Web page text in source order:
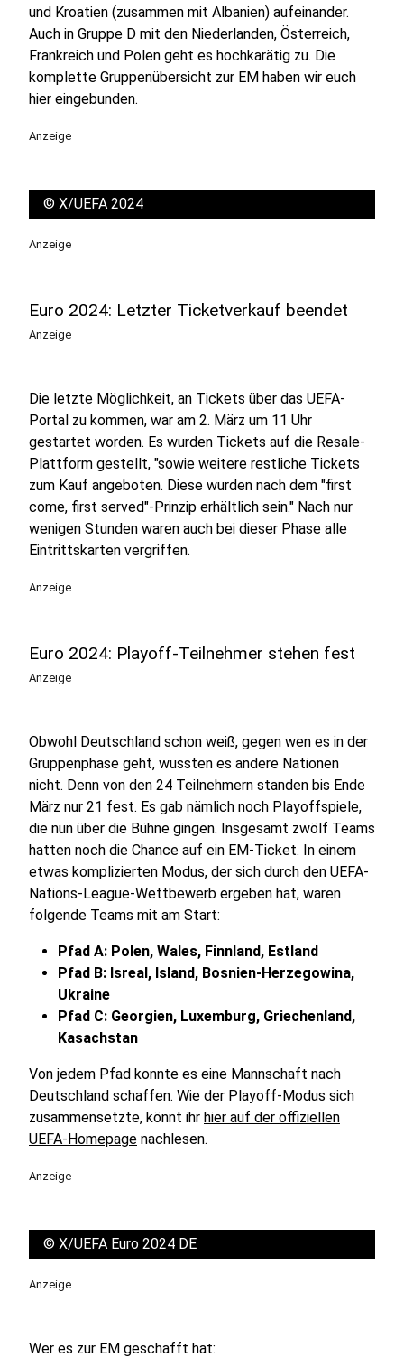
und Kroatien (zusammen mit Albanien) aufeinander.
Auch in Gruppe D mit den Niederlanden, Österreich,
Frankreich und Polen geht es hochkarätig zu. Die
komplette Gruppenübersicht zur EM haben wir euch
hier eingebunden.
Anzeige
© X/UEFA 2024
Anzeige
Euro 2024: Letzter Ticketverkauf beendet
Anzeige
Die letzte Möglichkeit, an Tickets über das UEFA-
Portal zu kommen, war am 2. März um 11 Uhr
gestartet worden. Es wurden Tickets auf die Resale-
Plattform gestellt, "sowie weitere restliche Tickets
zum Kauf angeboten. Diese wurden nach dem "first
come, first served"-Prinzip erhältlich sein." Nach nur
wenigen Stunden waren auch bei dieser Phase alle
Eintrittskarten vergriffen.
Anzeige
Euro 2024: Playoff-Teilnehmer stehen fest
Anzeige
Obwohl Deutschland schon weiß, gegen wen es in der
Gruppenphase geht, wussten es andere Nationen
nicht. Denn von den 24 Teilnehmern standen bis Ende
März nur 21 fest. Es gab nämlich noch Playoffspiele,
die nun über die Bühne gingen. Insgesamt zwölf Teams
hatten noch die Chance auf ein EM-Ticket. In einem
etwas komplizierten Modus, der sich durch den UEFA-
Nations-League-Wettbewerb ergeben hat, waren
folgende Teams mit am Start:
Pfad A: Polen, Wales, Finnland, Estland
Pfad B: Isreal, Island, Bosnien-Herzegowina,
Ukraine
Pfad C: Georgien, Luxemburg, Griechenland,
Kasachstan
Von jedem Pfad konnte es eine Mannschaft nach
Deutschland schaffen. Wie der Playoff-Modus sich
zusammensetzte, könnt ihr hier auf der offiziellen
UEFA-Homepage nachlesen.
Anzeige
© X/UEFA Euro 2024 DE
Anzeige
Wer es zur EM geschafft hat: